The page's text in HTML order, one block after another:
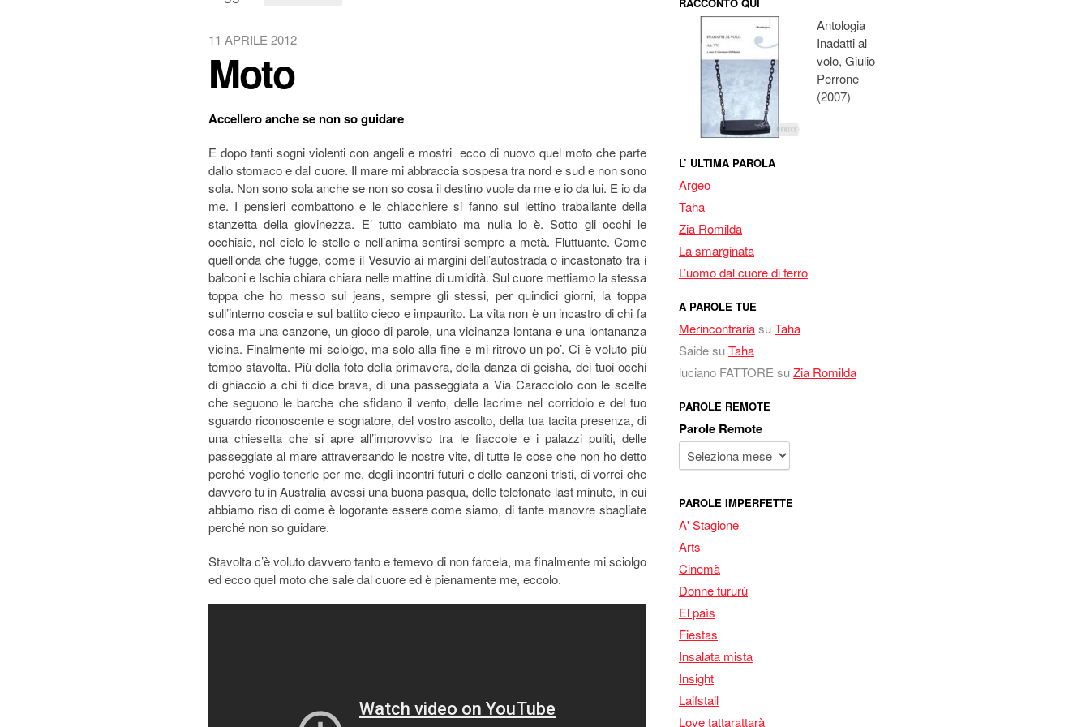
11 APRILE 2012
Moto
Accellero anche se non so guidare
E dopo tanti sogni violenti con angeli e mostri ecco di nuovo quel moto che parte
dallo stomaco e dal cuore. Il mare mi abbraccia sospesa tra nord e sud e non sono
sola. Non sono sola anche se non so cosa il destino vuole da me e io da lui. E io da
me. I pensieri combattono e le chiacchiere si fanno sul lettino traballante della
stanzetta della giovinezza. E’ tutto cambiato ma nulla lo è. Sotto gli occhi le
occhiaie, nel cielo le stelle e nell’anima sentirsi sempre a metà. Fluttuante. Come
quell’onda che fugge, come il Vesuvio ai margini dell’autostrada o incastonato tra i
balconi e Ischia chiara chiara nelle mattine di umidità. Sul cuore mettiamo la stessa
toppa che ho messo sui jeans, sempre gli stessi, per quindici giorni, la toppa
sull’interno coscia e sul battito cieco e impaurito. La vita non è un incastro di chi fa
cosa ma una canzone, un gioco di parole, una vicinanza lontana e una lontananza
vicina. Finalmente mi sciolgo, ma solo alla fine e mi ritrovo un po’. Ci è voluto più
tempo stavolta. Più della foto della primavera, della danza di geisha, dei tuoi occhi
di ghiaccio a chi ti dice brava, di una passeggiata a Via Caracciolo con le scelte
che seguono le barche che sfidano il vento, delle lacrime nel corridoio e del tuo
sguardo riconoscente e sognatore, del vostro ascolto, della tua tacita presenza, di
una chiesetta che si apre all’improvviso tra le fiaccole e i palazzi puliti, delle
passeggiate al mare attraversando le nostre vite, di tutte le cose che non ho detto
perché voglio tenerle per me, degli incontri futuri e delle canzoni tristi, di vorrei che
davvero tu in Australia avessi una buona pasqua, delle telefonate last minute, in cui
abbiamo riso di come è logorante essere come siamo, di tante manovre sbagliate
perché non so guidare.
Stavolta c’è voluto davvero tanto e temevo di non farcela, ma finalmente mi sciolgo
ed ecco quel moto che sale dal cuore ed è pienamente me, eccolo.
Antologia
Inadatti al
volo, Giulio
Perrone
(2007)
L’ ULTIMA PAROLA
Argeo
Taha
Zia Romilda
La smarginata
L’uomo dal cuore di ferro
A PAROLE TUE
MerincontrariasuTaha
SaidesuTaha
luciano FATTORE suZia Romilda
PAROLE REMOTE
Parole Remote
PAROLE IMPERFETTE
A' Stagione
Arts
Cinemà
Donne tururù
El paìs
Fiestas
Insalata mista
Insight
Laifstail
Love tattarattarà